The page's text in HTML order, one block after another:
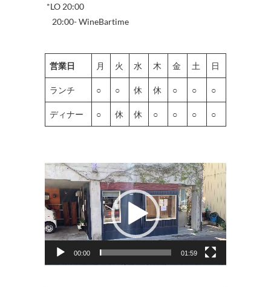
*LO 20:00
20:00- WineBartime
営業日 月 火 水 木 金 土 日
ランチ ○ ○ 休 休 ○ ○ ○
ディナー ○ 休 休 ○ ○ ○ ○
動
画
プ
レ
ー
00:00 01:59